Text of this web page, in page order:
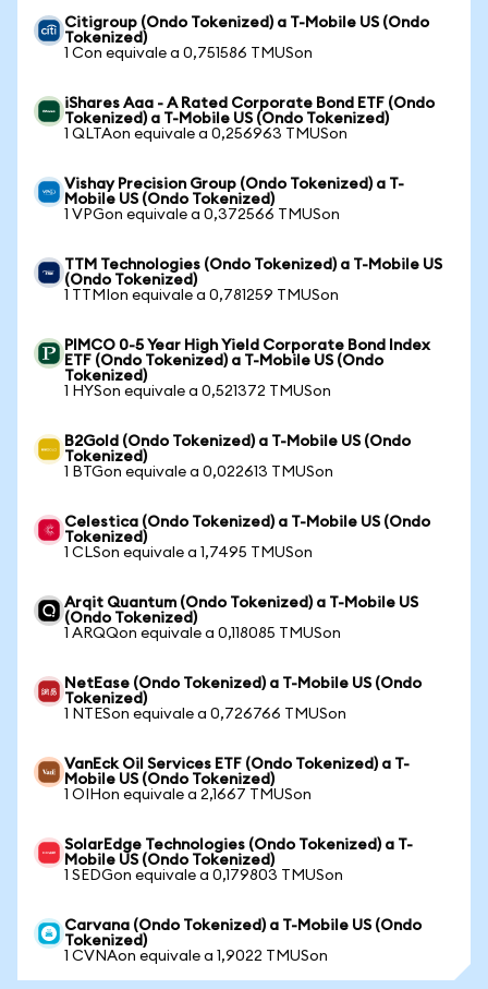
Citigroup (Ondo Tokenized) a T-Mobile US (Ondo
Tokenized)
1 Con equivale a 0,751586 TMUSon
iShares Aaa - A Rated Corporate Bond ETF (Ondo
Tokenized) a T-Mobile US (Ondo Tokenized)
1 QLTAon equivale a 0,256963 TMUSon
Vishay Precision Group (Ondo Tokenized) a T-
Mobile US (Ondo Tokenized)
1 VPGon equivale a 0,372566 TMUSon
TTM Technologies (Ondo Tokenized) a T-Mobile US
(Ondo Tokenized)
1 TTMIon equivale a 0,781259 TMUSon
PIMCO 0-5 Year High Yield Corporate Bond Index
ETF (Ondo Tokenized) a T-Mobile US (Ondo
Tokenized)
1 HYSon equivale a 0,521372 TMUSon
B2Gold (Ondo Tokenized) a T-Mobile US (Ondo
Tokenized)
1 BTGon equivale a 0,022613 TMUSon
Celestica (Ondo Tokenized) a T-Mobile US (Ondo
Tokenized)
1 CLSon equivale a 1,7495 TMUSon
Arqit Quantum (Ondo Tokenized) a T-Mobile US
(Ondo Tokenized)
1 ARQQon equivale a 0,118085 TMUSon
NetEase (Ondo Tokenized) a T-Mobile US (Ondo
Tokenized)
1 NTESon equivale a 0,726766 TMUSon
VanEck Oil Services ETF (Ondo Tokenized) a T-
Mobile US (Ondo Tokenized)
1 OIHon equivale a 2,1667 TMUSon
SolarEdge Technologies (Ondo Tokenized) a T-
Mobile US (Ondo Tokenized)
1 SEDGon equivale a 0,179803 TMUSon
Carvana (Ondo Tokenized) a T-Mobile US (Ondo
Tokenized)
1 CVNAon equivale a 1,9022 TMUSon